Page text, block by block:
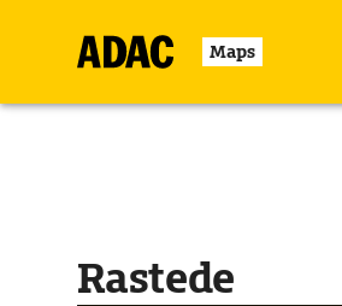
Maps
Rastede